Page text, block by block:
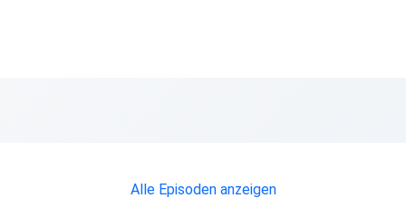
Alle Episoden anzeigen